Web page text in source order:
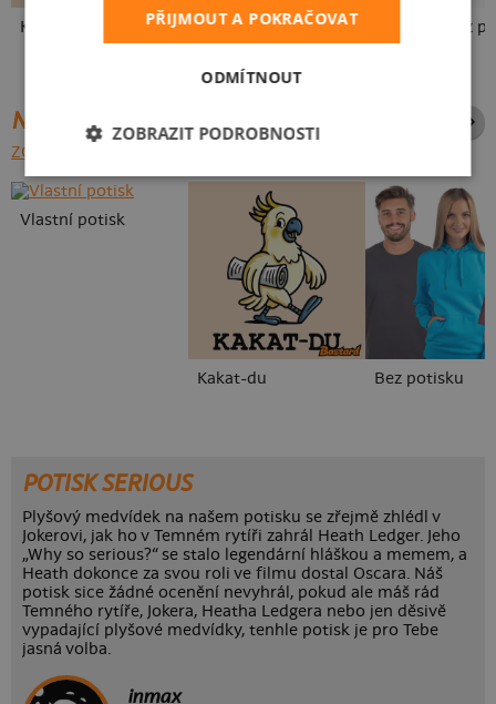
Kakat-du V pressu Neklidný bez
NEJPRODÁVANĚJŠÍ POTISKY
ZOBRAZIT VŠECHNY
Vlastní potisk
Kakat-du Bez potisku
POTISK SERIOUS
Plyšový medvídek na našem potisku se zřejmě zhlédl v
Jokerovi, jak ho v Temném rytíři zahrál Heath Ledger. Jeho
„Why so serious?“ se stalo legendární hláškou a memem, a
Heath dokonce za svou roli ve filmu dostal Oscara. Náš
potisk sice žádné ocenění nevyhrál, pokud ale máš rád
Temného rytíře, Jokera, Heatha Ledgera nebo jen děsivě
vypadající plyšové medvídky, tenhle potisk je pro Tebe
jasná volba.
inmax
PŘIJMOUT A POKRAČOVAT
ODMÍTNOUT
ZOBRAZIT PODROBNOSTI